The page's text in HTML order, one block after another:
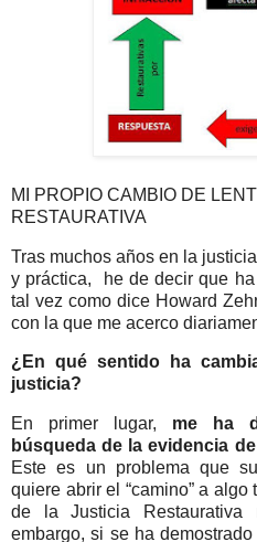
MI PROPIO CAMBIO DE
RESTAURATIVA
Tras muchos años en la
y práctica, he de decir que
tal vez como dice Howard
con la que me acerco
¿En qué sentido ha
justicia?
En primer lugar, me ha
búsqueda de la evidencia
Este es un problema que
quiere abrir el “camino” a
de la Justicia
embargo, si se ha